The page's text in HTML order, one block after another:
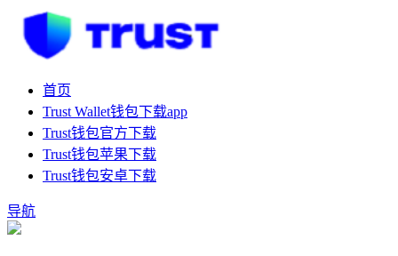
首页
Trust Wallet钱包下载app
Trust钱包官方下载
Trust钱包苹果下载
Trust钱包安卓下载
导航